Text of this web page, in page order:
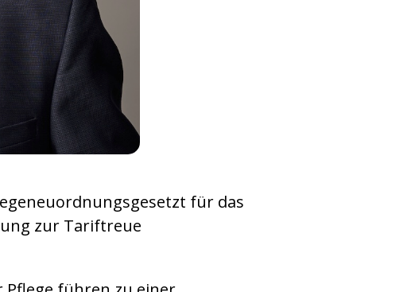
für das
zur Tariftreue